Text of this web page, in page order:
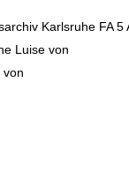
Karlsruhe FA
Luise von
von